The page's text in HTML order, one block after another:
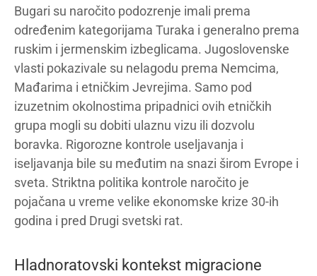
Bugari su naročito podozrenje imali prema
određenim kategorijama Turaka i generalno prema
ruskim i jermenskim izbeglicama. Jugoslovenske
vlasti pokazivale su nelagodu prema Nemcima,
Mađarima i etničkim Jevrejima. Samo pod
izuzetnim okolnostima pripadnici ovih etničkih
grupa mogli su dobiti ulaznu vizu ili dozvolu
boravka. Rigorozne kontrole useljavanja i
iseljavanja bile su međutim na snazi širom Evrope i
sveta. Striktna politika kontrole naročito je
pojačana u vreme velike ekonomske krize 30-ih
godina i pred Drugi svetski rat.
Hladnoratovski kontekst migracione